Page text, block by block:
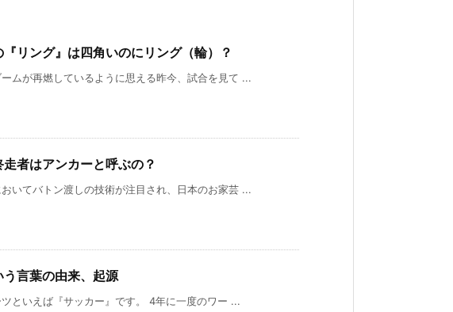
『リング』は四角いのにリング（輪）？
ムが再燃しているように思える昨今、試合を見て ...
走者はアンカーと呼ぶの？
いてバトン渡しの技術が注目され、日本のお家芸 ...
う言葉の由来、起源
といえば『サッカー』です。 4年に一度のワー ...